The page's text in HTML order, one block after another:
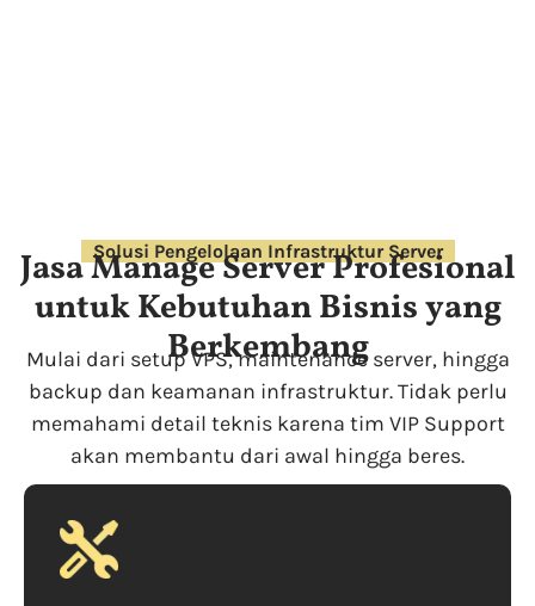
Solusi Pengelolaan Infrastruktur Server
Jasa Manage Server Profesional
untuk Kebutuhan Bisnis yang
Berkembang
Mulai dari setup VPS, maintenance server, hingga
backup dan keamanan infrastruktur. Tidak perlu
memahami detail teknis karena tim VIP Support
akan membantu dari awal hingga beres.